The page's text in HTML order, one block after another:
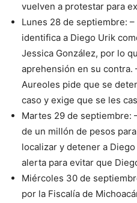
vuelven a protestar para
Lunes 28 de septiembre:
identifica a Diego Urik
Jessica González, por lo
aprehensión en su contra.
Aureoles pide que se
caso y exige que se les
Martes 29 de septiembre:
de un millón de pesos
localizar y detener a
alerta para evitar que
Miércoles 30 de
por la Fiscalía de